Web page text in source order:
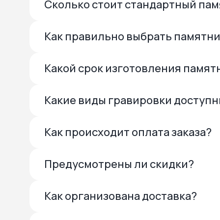
Сколько стоит стандартный
Как правильно выбрать
Какой срок изготовления
Какие виды гравировки
Как происходит оплата заказа?
Предусмотрены ли скидки?
Как организована доставка?